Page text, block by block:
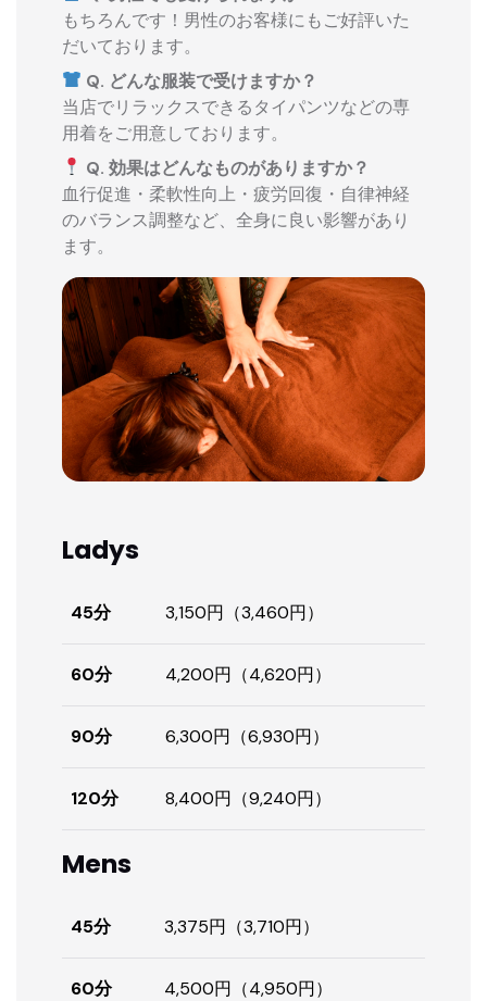
もちろんです！男性のお客様にもご好評いた
だいております。
Q. どんな服装で受けますか？
当店でリラックスできるタイパンツなどの専
用着をご用意しております。
Q. 効果はどんなものがありますか？
血行促進・柔軟性向上・疲労回復・自律神経
のバランス調整など、全身に良い影響があり
ます。
Ladys
45分 3,150円（3,460円）
60分 4,200円（4,620円）
90分 6,300円（6,930円）
120分 8,400円（9,240円）
Mens
45分 3,375円（3,710円）
60分 4,500円（4,950円）